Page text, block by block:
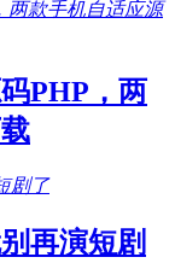
PHP，两
再演短剧